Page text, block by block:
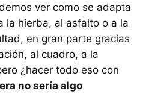
ver como se adapta
la hierba, al asfalto o a la
en gran parte gracias
al cuadro, a la
¿hacer todo eso con
no sería algo